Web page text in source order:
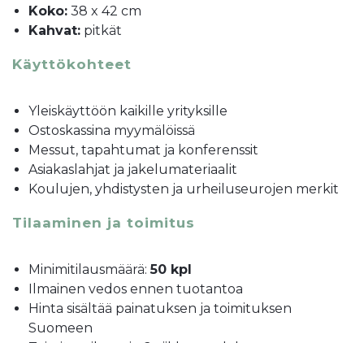
Koko: 38 x 42 cm
Kahvat: pitkät
Käyttökohteet
Yleiskäyttöön kaikille yrityksille
Ostoskassina myymälöissä
Messut, tapahtumat ja konferenssit
Asiakaslahjat ja jakelumateriaalit
Koulujen, yhdistysten ja urheiluseurojen merkit
Tilaaminen ja toimitus
Minimitilausmäärä:50 kpl
Ilmainen vedos ennen tuotantoa
Hinta sisältää painatuksen ja toimituksen
Suomeen